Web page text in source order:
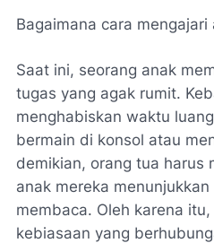
Bagaimana cara mengajari
Saat ini, seorang anak
tugas yang agak rumit.
menghabiskan waktu
bermain di konsol atau
demikian, orang tua harus
anak mereka
membaca. Oleh karena
kebiasaan yang